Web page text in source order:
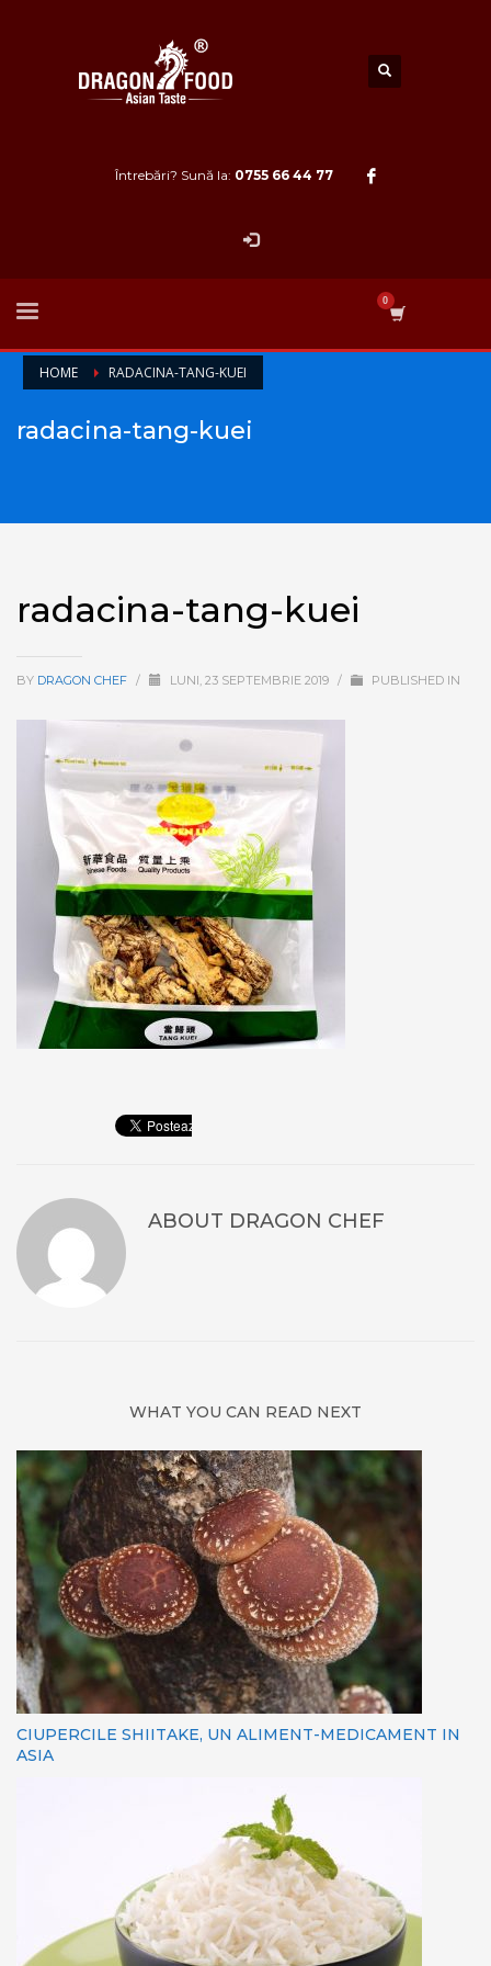
Întrebări? Sună la: 0755 66 44 77
HOME RADACINA-TANG-KUEI
radacina-tang-kuei
radacina-tang-kuei
BY DRAGON CHEF / LUNI, 23 SEPTEMBRIE 2019 / PUBLISHED IN
ABOUT DRAGON CHEF
WHAT YOU CAN READ NEXT
CIUPERCILE SHIITAKE, UN ALIMENT-MEDICAMENT IN
ASIA